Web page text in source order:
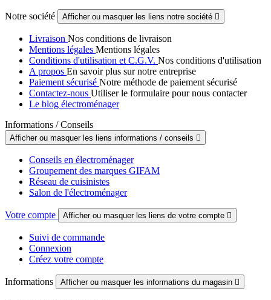
Notre société Afficher ou masquer les liens notre société 
Livraison Nos conditions de livraison
Mentions légales Mentions légales
Conditions d'utilisation et C.G.V. Nos conditions d'utilisation
A propos En savoir plus sur notre entreprise
Paiement sécurisé Notre méthode de paiement sécurisé
Contactez-nous Utiliser le formulaire pour nous contacter
Le blog électroménager
Informations / Conseils
Afficher ou masquer les liens informations / conseils 
Conseils en électroménager
Groupement des marques GIFAM
Réseau de cuisinistes
Salon de l'électroménager
Votre compte Afficher ou masquer les liens de votre compte 
Suivi de commande
Connexion
Créez votre compte
Informations Afficher ou masquer les informations du magasin 